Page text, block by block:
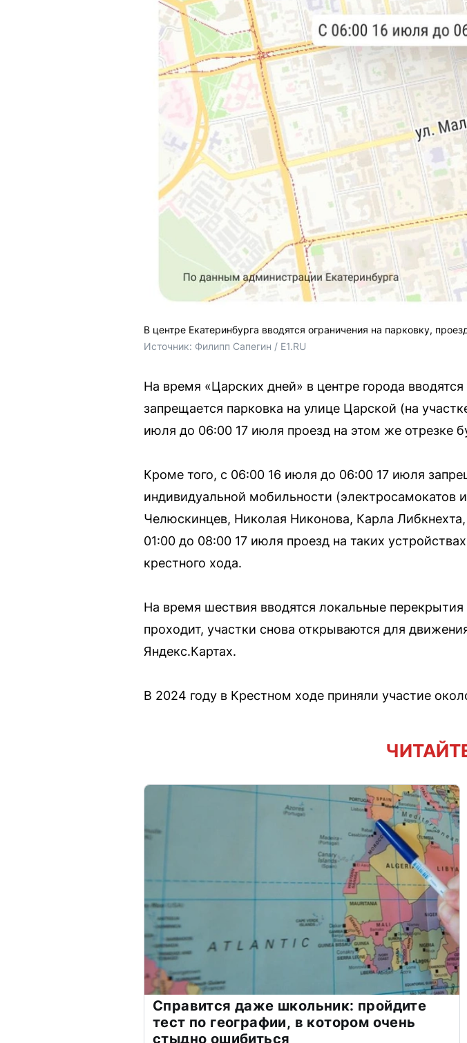
В центре Екатеринбурга вводятся ограничения на парковку,
Источник: Филипп Сапегин / E1.RU
На время «Царских дней» в центре города
запрещается парковка на улице Царской (на
июля до 06:00 17 июля проезд на этом же отрезке
Кроме того, с 06:00 16 июля до 06:00 17 июля
индивидуальной мобильности (электросамокатов
Челюскинцев, Николая Никонова, Карла
01:00 до 08:00 17 июля проезд на таких
крестного хода.
На время шествия вводятся локальные
проходит, участки снова открываются для
Яндекс.Картах.
В 2024 году в Крестном ходе приняли участие
Справится даже школьник: пройдите
тест по географии, в котором очень
стыдно ошибиться